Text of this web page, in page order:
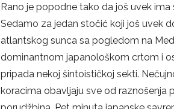
Rano je popodne tako da još uvek
Sedamo za jedan stočić koji još uvek
atlantskog sunca sa pogledom na
dominantnom japanološkom crtom i
pripada nekoj šintoističkoj sekti.
koracima obavljaju sve od raznošenja